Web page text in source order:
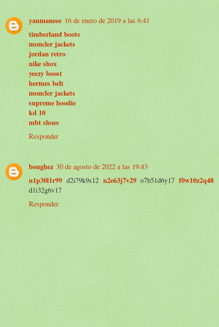
yanmaneee 16 de enero de 2019 a las 6:41
timberland boots
moncler jackets
jordan retro
nike shox
yeezy boost
hermes belt
moncler jackets
supreme hoodie
kd 10
mbt shoes
Responder
boughez 30 de agosto de 2022 a las 19:43
u1p30l1r99 d2i79k9s12 n2e63j7v29o7b51d6y17 f0w10z2q48
d1i32g6v17
Responder